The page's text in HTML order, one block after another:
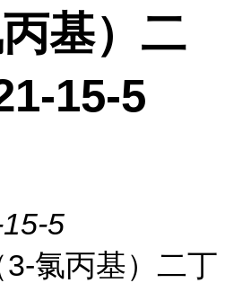
基）二
15-5
5
3-氯丙基）二丁